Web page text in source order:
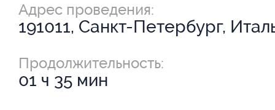
Адрес проведения:
191011, Санкт-Петербург,
Продолжительность:
01 ч 35 мин